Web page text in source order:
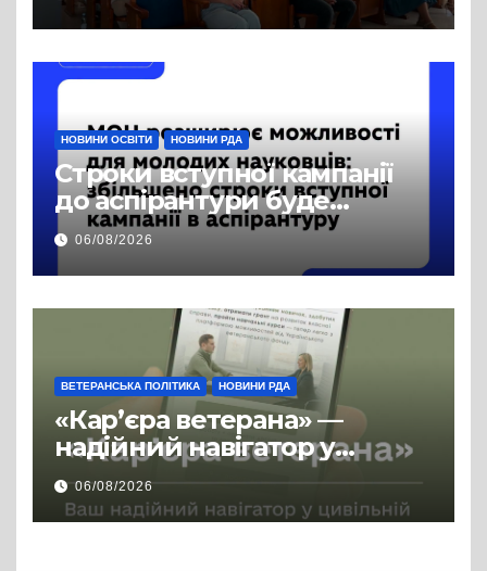
права на доступ до
публічної інформації
НОВИНИ ОСВІТИ НОВИНИ РДА
Строки вступної кампанії
до аспірантури буде
продовжено
06/08/2026
ВЕТЕРАНСЬКА ПОЛІТИКА НОВИНИ РДА
«Кар’єра ветерана» —
надійний навігатор у
цивільній професії
06/08/2026